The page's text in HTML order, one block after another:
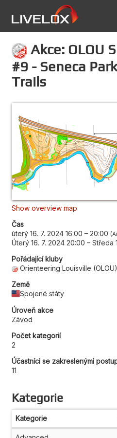
Akce: OLOU
#9 - Seneca
Trails
Show overview map
Čas
úterý 16. 7. 2024 16:00 – 20:00
Úterý 16. 7. 2024 20:00 – Středa
Pořádající kluby
Orienteering Louisville (OLOU)
Země
Spojené státy
Úroveň akce
Závod
Počet kategorií
2
Účastníci se zakreslenými
11
Kategorie
Kategorie